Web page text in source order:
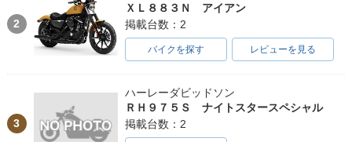
2
ＸＬ８８３Ｎ アイアン
掲載台数：2
バイクを探す レビューを見る
3
ハーレーダビッドソン
ＲＨ９７５Ｓ ナイトスタースペシャル
掲載台数：2